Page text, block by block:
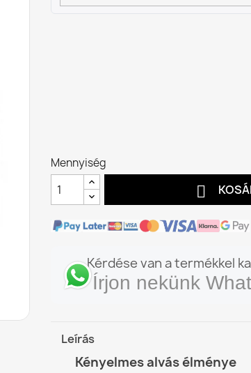
Mennyiség

Kérdése van a termékkel
Írjon nekünk
Leírás
Kényelmes alvás élménye